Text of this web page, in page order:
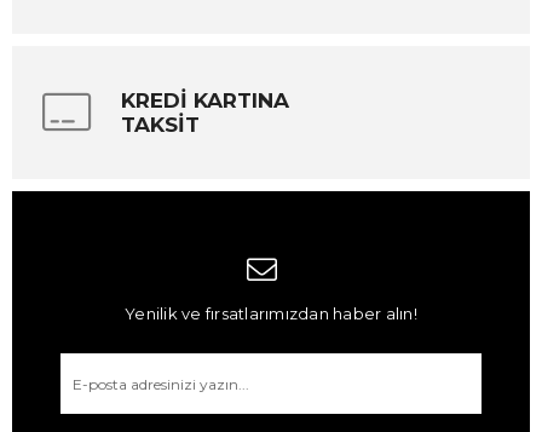
KREDİ KARTINA
TAKSİT
Yenilik ve fırsatlarımızdan haber alın!